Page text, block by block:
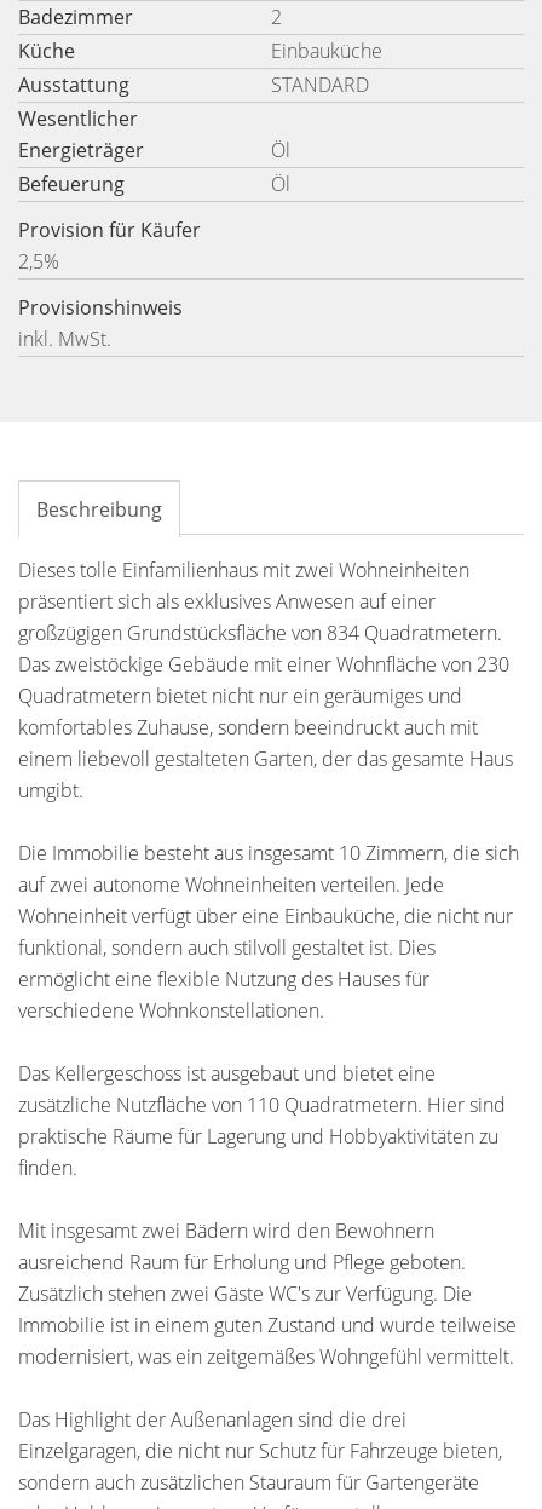
Badezimmer
2
Küche
Einbauküche
Ausstattung
STANDARD
Wesentlicher
Energieträger
Öl
Befeuerung
Öl
Provision für Käufer
2,5%
Provisionshinweis
inkl. MwSt.
Beschreibung
Dieses tolle Einfamilienhaus mit zwei Wohneinheiten
präsentiert sich als exklusives Anwesen auf einer
großzügigen Grundstücksfläche von 834 Quadratmetern.
Das zweistöckige Gebäude mit einer Wohnfläche von 230
Quadratmetern bietet nicht nur ein geräumiges und
komfortables Zuhause, sondern beeindruckt auch mit
einem liebevoll gestalteten Garten, der das gesamte Haus
umgibt.
Die Immobilie besteht aus insgesamt 10 Zimmern, die sich
auf zwei autonome Wohneinheiten verteilen. Jede
Wohneinheit verfügt über eine Einbauküche, die nicht nur
funktional, sondern auch stilvoll gestaltet ist. Dies
ermöglicht eine flexible Nutzung des Hauses für
verschiedene Wohnkonstellationen.
Das Kellergeschoss ist ausgebaut und bietet eine
zusätzliche Nutzfläche von 110 Quadratmetern. Hier sind
praktische Räume für Lagerung und Hobbyaktivitäten zu
finden.
Mit insgesamt zwei Bädern wird den Bewohnern
ausreichend Raum für Erholung und Pflege geboten.
Zusätzlich stehen zwei Gäste WC's zur Verfügung. Die
Immobilie ist in einem guten Zustand und wurde teilweise
modernisiert, was ein zeitgemäßes Wohngefühl vermittelt.
Das Highlight der Außenanlagen sind die drei
Einzelgaragen, die nicht nur Schutz für Fahrzeuge bieten,
sondern auch zusätzlichen Stauraum für Gartengeräte